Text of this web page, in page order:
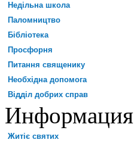
Недільна школа
Паломництво
Бібліотека
Просфорня
Питання священику
Необхідна допомога
Відділ добрих справ
Информация
Житіє святих